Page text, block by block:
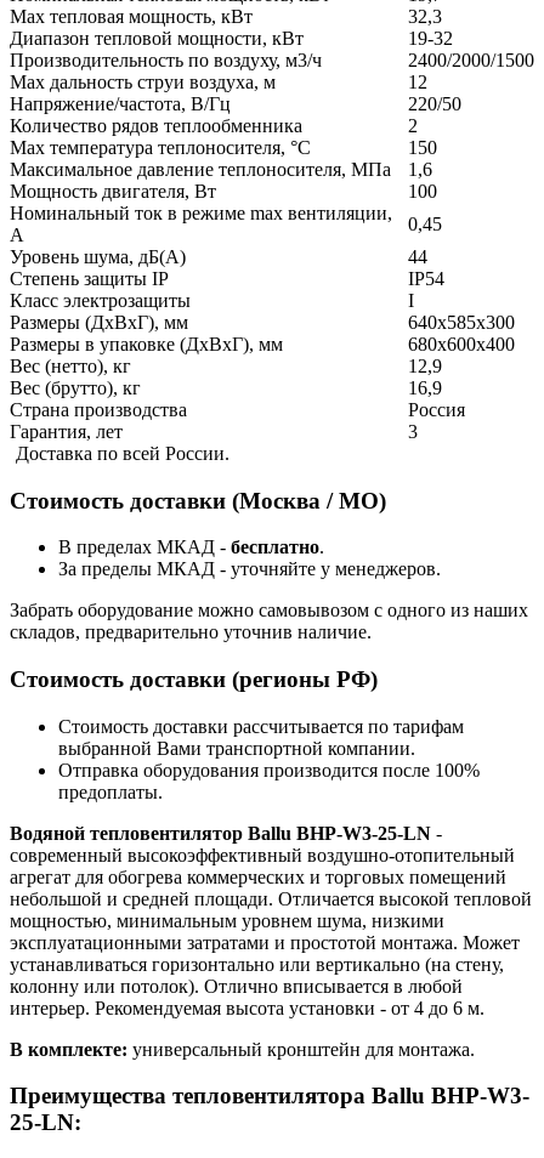
Max тепловая мощность, кВт
32,3
Диапазон тепловой мощности, кВт
19-32
Производительность по воздуху, м3/ч
2400/2000/1500
Max дальность струи воздуха, м
12
Напряжение/частота, В/Гц
220/50
Количество рядов теплообменника
2
Max температура теплоносителя, °C
150
Максимальное давление теплоносителя, МПа
1,6
Мощность двигателя, Вт
100
Номинальный ток в режиме max вентиляции,
А
0,45
Уровень шума, дБ(А)
44
Степень защиты IP
IP54
Класс электрозащиты
I
Размеры (ДхВхГ), мм
640x585x300
Размеры в упаковке (ДхВхГ), мм
680x600x400
Вес (нетто), кг
12,9
Вес (брутто), кг
16,9
Страна производства
Россия
Гарантия, лет
3
Доставка по всей России.
Стоимость доставки (Москва / МО)
В пределах МКАД - бесплатно.
За пределы МКАД - уточняйте у менеджеров.
Забрать оборудование можно самовывозом с одного из наших
складов, предварительно уточнив наличие.
Стоимость доставки (регионы РФ)
Стоимость доставки рассчитывается по тарифам
выбранной Вами транспортной компании.
Отправка оборудования производится после 100%
предоплаты.
Водяной тепловентилятор Ballu BHP-W3-25-LN -
современный высокоэффективный воздушно-отопительный
агрегат для обогрева коммерческих и торговых помещений
небольшой и средней площади. Отличается высокой тепловой
мощностью, минимальным уровнем шума, низкими
эксплуатационными затратами и простотой монтажа. Может
устанавливаться горизонтально или вертикально (на стену,
колонну или потолок). Отлично вписывается в любой
интерьер. Рекомендуемая высота установки - от 4 до 6 м.
В комплекте: универсальный кронштейн для монтажа.
Преимущества тепловентилятора Ballu BHP-W3-
25-LN: